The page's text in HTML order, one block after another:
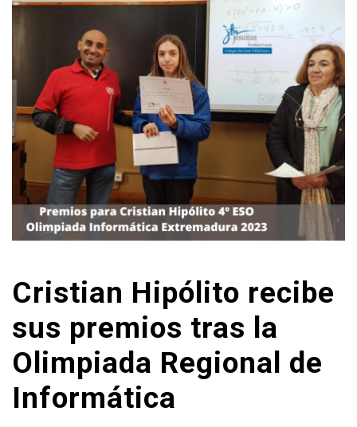
Cristian Hipólito recibe
sus premios tras la
Olimpiada Regional de
Informática